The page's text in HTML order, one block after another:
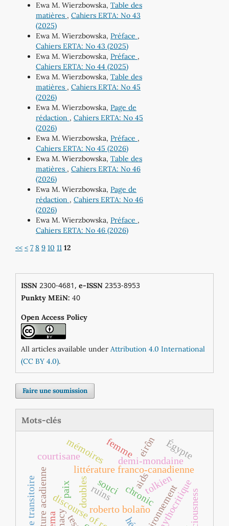
Ewa M. Wierzbowska, Table des
matières , Cahiers ERTA: No 43
(2025)
Ewa M. Wierzbowska, Préface ,
Cahiers ERTA: No 43 (2025)
Ewa M. Wierzbowska, Préface ,
Cahiers ERTA: No 44 (2025)
Ewa M. Wierzbowska, Table des
matières , Cahiers ERTA: No 45
(2026)
Ewa M. Wierzbowska, Page de
rédaction , Cahiers ERTA: No 45
(2026)
Ewa M. Wierzbowska, Préface ,
Cahiers ERTA: No 45 (2026)
Ewa M. Wierzbowska, Table des
matières , Cahiers ERTA: No 46
(2026)
Ewa M. Wierzbowska, Page de
rédaction , Cahiers ERTA: No 46
(2026)
Ewa M. Wierzbowska, Préface ,
Cahiers ERTA: No 46 (2026)
<< < 7 8 9 10 11 12
ISSN2300-4681, e-ISSN2353-8953
Punkty MEiN: 40
Open Access Policy
All articles available under Attribution 4.0 International
(CC BY 4.0).
Faire une soumission
Mots-clés
roberto bolaño
souci chronic
littérature franco‐canadienne
environnement
doubles mythocritique
tolkien
mémoires
courtisane demi-mondaine
Égypte
paix
femme
aids
ruins
eirôn